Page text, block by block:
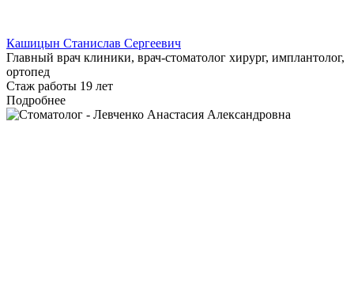
Кашицын Станислав Сергеевич
Главный врач клиники, врач-стоматолог хирург, имплантолог,
ортопед
Стаж работы 19 лет
Подробнее